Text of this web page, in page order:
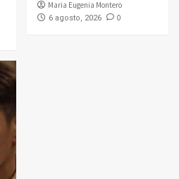
Maria Eugenia Montero
6 agosto, 2026 0